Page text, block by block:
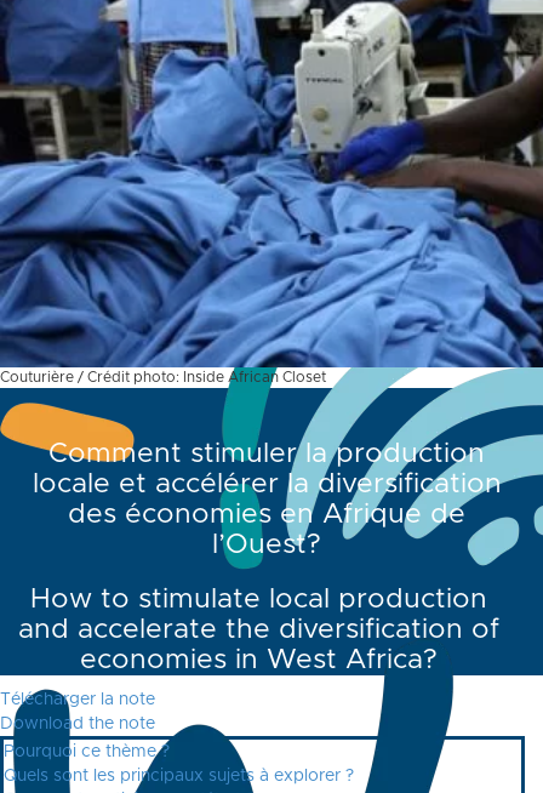
Couturière / Crédit photo: Inside African Closet
Comment stimuler la production
locale et accélérer la diversification
des économies en Afrique de
l’Ouest?
How to stimulate local production
and accelerate the diversification of
economies in West Africa?
Télécharger la note
Download the note
Pourquoi ce thème ?
Quels sont les principaux sujets à explorer ?